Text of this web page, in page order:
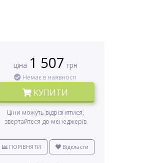
ціна 1 507 грн
Немає в наявності
КУПИТИ
Ціни можуть відрізнятися,
звертайтеся до менеджерів
ПОРІВНЯТИ Відкласти